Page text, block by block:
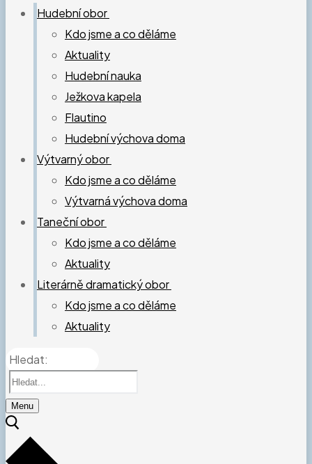
Hudební obor
Kdo jsme a co děláme
Aktuality
Hudební nauka
Ježkova kapela
Flautino
Hudební výchova doma
Výtvarný obor
Kdo jsme a co děláme
Výtvarná výchova doma
Taneční obor
Kdo jsme a co děláme
Aktuality
Literárně dramatický obor
Kdo jsme a co děláme
Aktuality
Hledat:
Menu